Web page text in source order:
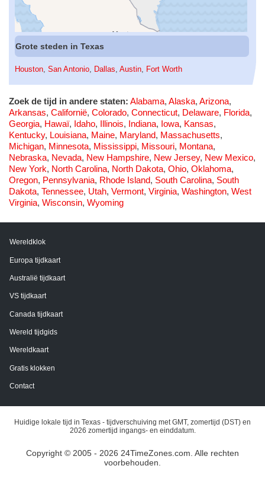
Grote steden in Texas
Houston San Antonio Dallas Austin Fort Worth
Zoek de tijd in andere staten: Alabama, Alaska, Arizona,
Arkansas, Californië, Colorado, Connecticut, Delaware, Florida,
Georgia, Hawaï, Idaho, Illinois, Indiana, Iowa, Kansas,
Kentucky, Louisiana, Maine, Maryland, Massachusetts,
Michigan, Minnesota, Mississippi, Missouri, Montana,
Nebraska, Nevada, New Hampshire, New Jersey, New Mexico,
New York, North Carolina, North Dakota, Ohio, Oklahoma,
Oregon, Pennsylvania, Rhode Island, South Carolina, South
Dakota, Tennessee, Utah, Vermont, Virginia, Washington, West
Virginia, Wisconsin, Wyoming
Wereldklok
Europa tijdkaart
Australië tijdkaart
VS tijdkaart
Canada tijdkaart
Wereld tijdgids
Wereldkaart
Gratis klokken
Contact
Huidige lokale tijd in Texas - tijdverschuiving met GMT, zomertijd (DST) en
2026 zomertijd ingangs- en einddatum.
Copyright © 2005 - 2026 24TimeZones.com. Alle rechten
voorbehouden.